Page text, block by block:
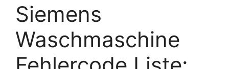
Siemens
Waschmaschine